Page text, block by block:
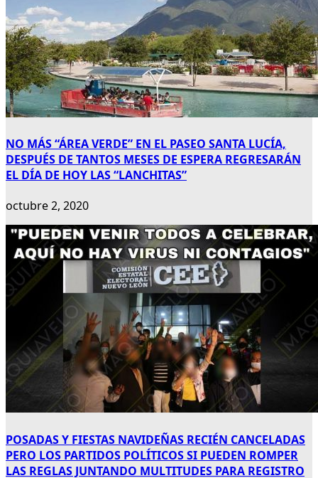
NO MÁS “ÁREA VERDE” EN EL PASEO SANTA LUCÍA,
DESPUÉS DE TANTOS MESES DE ESPERA REGRESARÁN
EL DÍA DE HOY LAS “LANCHITAS”
octubre 2, 2020
POSADAS Y FIESTAS NAVIDEÑAS RECIÉN CANCELADAS
PERO LOS PARTIDOS POLÍTICOS SI PUEDEN ROMPER
LAS REGLAS JUNTANDO MULTITUDES PARA REGISTRO